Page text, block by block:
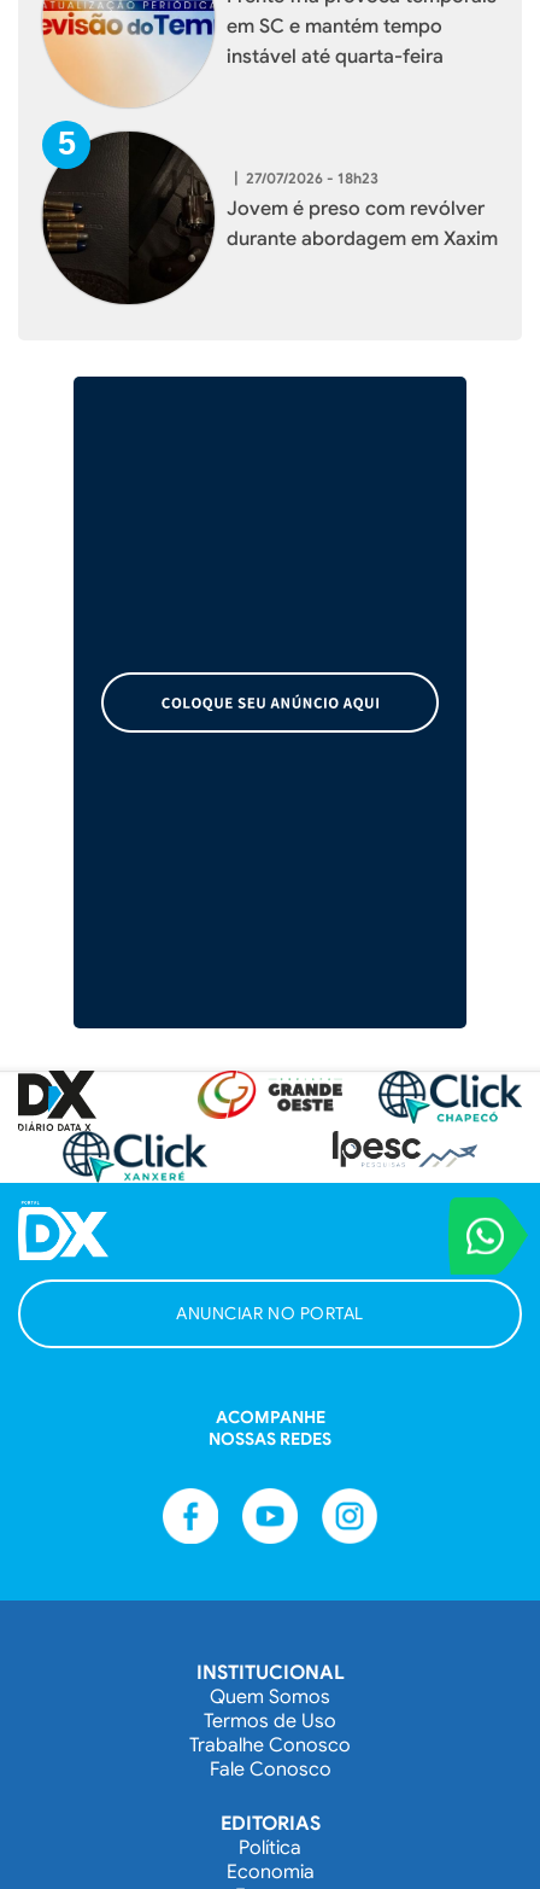
em SC e mantém tempo
instável até quarta-feira
| 27/07/2026 - 18h23
Jovem é preso com revólver
durante abordagem em Xaxim
VOCÊ
Entre em
ANUNCIAR NO PORTAL
ACOMPANHE
NOSSAS REDES
INSTITUCIONAL
Quem Somos
Termos de Uso
Trabalhe Conosco
Fale Conosco
EDITORIAS
Política
Economia